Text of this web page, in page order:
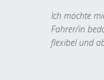
Ich möchte
Fahrer/in
flexibel und